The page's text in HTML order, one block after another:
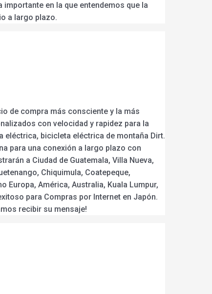
en la que entendemos que la
a largo plazo.
de compra más consciente y la más
con velocidad y rapidez para la
eléctrica, bicicleta eléctrica de montaña Dirt.
para una conexión a largo plazo con
a Ciudad de Guatemala, Villa Nueva,
Chiquimula, Coatepeque,
Europa, América, Australia, Kuala Lumpur,
para Compras por Internet en Japón.
recibir su mensaje!